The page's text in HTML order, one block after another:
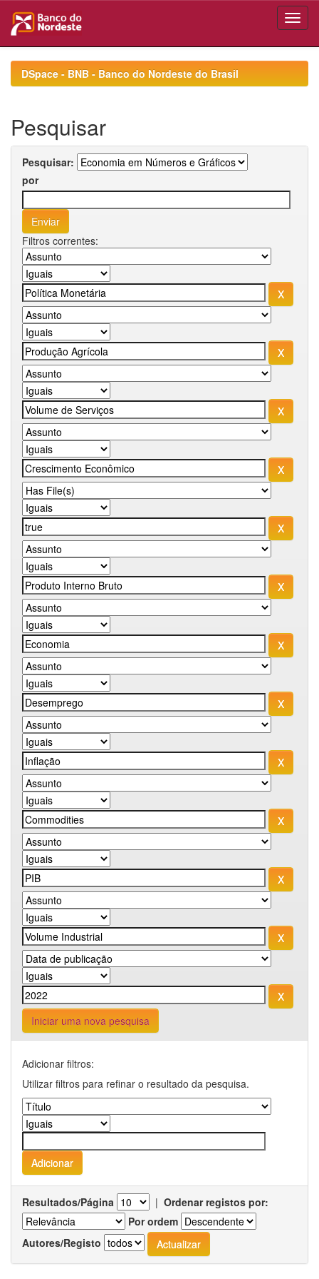
navigationDSpace - BNB - Banco do Nordeste do Brasil
Pesquisar
Pesquisar:
por
Filtros correntes:
Iniciar uma nova pesquisa
Adicionar filtros:
Utilizar filtros para refinar o resultado da pesquisa.
Resultados/Página | Ordenar registos por:
Por ordem
Autores/Registo